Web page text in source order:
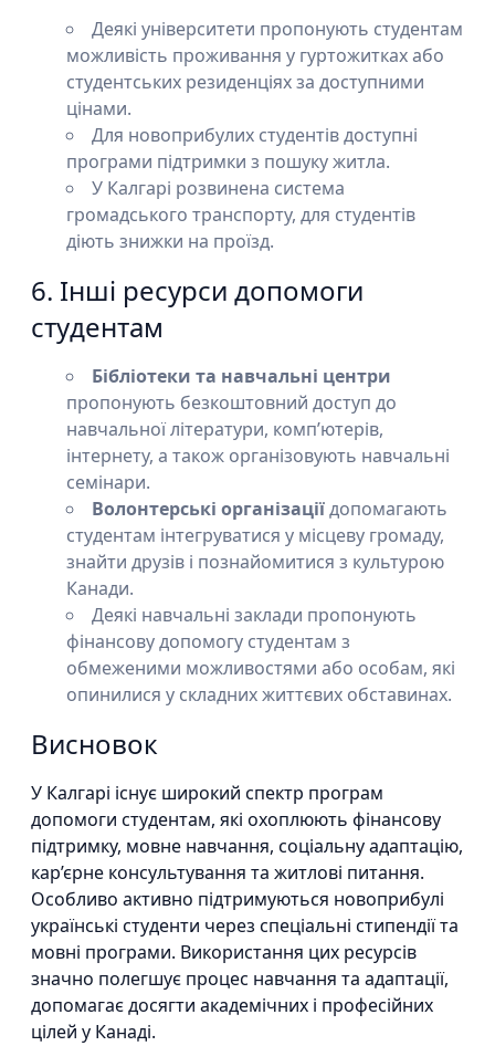
Деякі університети пропонують студентам
можливість проживання у гуртожитках або
студентських резиденціях за доступними
цінами.
Для новоприбулих студентів доступні
програми підтримки з пошуку житла.
У Калгарі розвинена система
громадського транспорту, для студентів
діють знижки на проїзд.
6. Інші ресурси допомоги
студентам
Бібліотеки та навчальні центри
пропонують безкоштовний доступ до
навчальної літератури, комп’ютерів,
інтернету, а також організовують навчальні
семінари.
Волонтерські організаціїдопомагають
студентам інтегруватися у місцеву громаду,
знайти друзів і познайомитися з культурою
Канади.
Деякі навчальні заклади пропонують
фінансову допомогу студентам з
обмеженими можливостями або особам, які
опинилися у складних життєвих обставинах.
Висновок
У Калгарі існує широкий спектр програм
допомоги студентам, які охоплюють фінансову
підтримку, мовне навчання, соціальну адаптацію,
кар’єрне консультування та житлові питання.
Особливо активно підтримуються новоприбулі
українські студенти через спеціальні стипендії та
мовні програми. Використання цих ресурсів
значно полегшує процес навчання та адаптації,
допомагає досягти академічних і професійних
цілей у Канаді.